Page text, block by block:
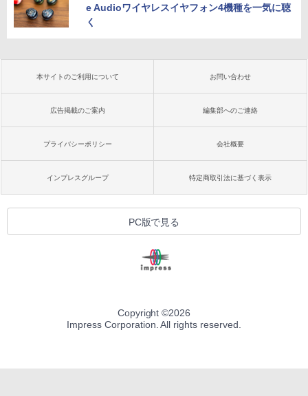
e Audioワイヤレスイヤフォン4機種を一気に聴
く
本サイトのご利用について お問い合わせ
広告掲載のご案内 編集部へのご連絡
プライバシーポリシー 会社概要
インプレスグループ 特定商取引法に基づく表示
PC版で見る
Copyright ©2026
Impress Corporation. All rights reserved.